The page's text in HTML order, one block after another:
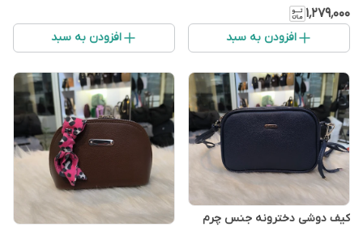
،باکیفیت وشیک
۱٬۲۷۹٬۰۰۰
افزودن به سبد افزودن به سبد
کیف دوشی دخترونه جنس چرم